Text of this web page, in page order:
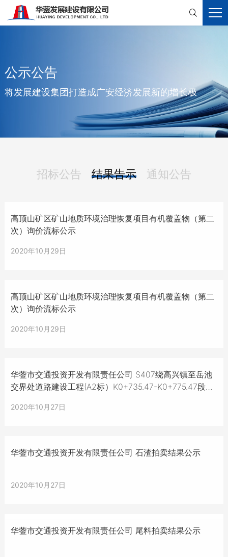

公示公告
将发展建设集团打造成广安经济发展新的增长极
招标公告 结果告示 通知公告
高顶山矿区矿山地质环境治理恢复项目有机覆盖物（第二
次）询价流标公示
2020年10月29日
高顶山矿区矿山地质环境治理恢复项目有机覆盖物（第二
次）询价流标公示
2020年10月29日
华蓥市交通投资开发有限责任公司 S407绕高兴镇至岳池
交界处道路建设工程(A2标）K0+735.47-K0+775.47段右
2020年10月27日
华蓥市交通投资开发有限责任公司 石渣拍卖结果公示
2020年10月27日
华蓥市交通投资开发有限责任公司 尾料拍卖结果公示